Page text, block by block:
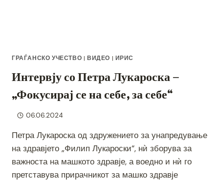
ГРАЃАНСКО УЧЕСТВО | ВИДЕО | ИРИС
Интервју со Петра Лукароска –
„Фокусирај се на себе, за себе“
06.06.2024
Петра Лукароска од здружението за унапредување
на здравјето „Филип Лукароски“, нѝ зборува за
важноста на машкото здравје, а воедно и нѝ го
претставува прирачникот за машко здравје